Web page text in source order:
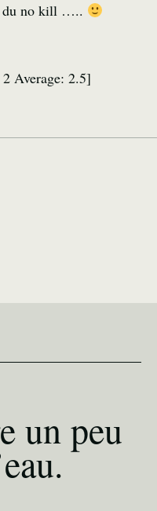
du no kill …..
2 Average: 2.5]
un peu